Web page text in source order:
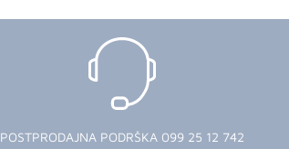
POSTPRODAJNA PODRŠKA 099 25 12 742